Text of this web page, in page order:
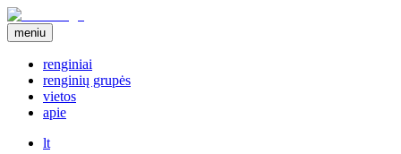
meniu
renginiai
renginių grupės
vietos
apie
lt